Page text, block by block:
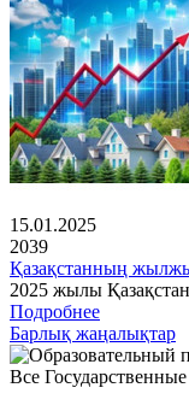
15.01.2025
2039
Қазақстанның
2025 жылы
Подробнее
Барлық жаңалықтар
Все